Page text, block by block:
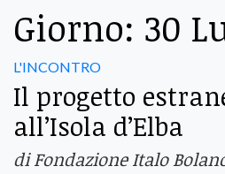
Giorno: 30
L'INCONTRO
Il progetto
all’Isola d’Elba
di Fondazione Italo